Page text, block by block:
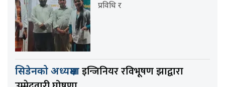
प्रविधि र
सिडेनको अध्यक्षमाइन्जिनियर रविभूषण झाद्वारा